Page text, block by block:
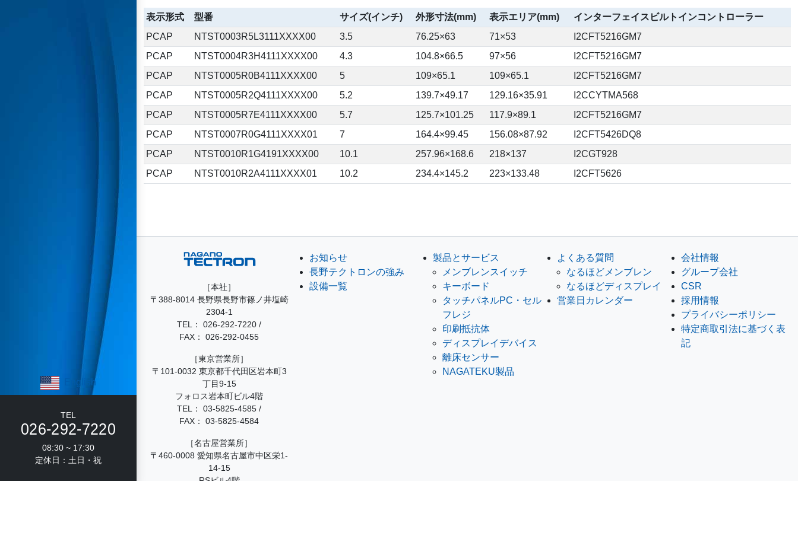
English
TEL
026-292-7220
08:30 ~ 17:30
定休日：土日・祝
表示形式 型番 サイズ(インチ) 外形寸法(mm) 表示エリア(mm)
インターフェイスビルトインコントローラー
PCAP
NTST0003R5L3111XXXX00 3.5 76.25×63 71×53
I2CFT5216GM7
PCAP
NTST0004R3H4111XXXX00 4.3 104.8×66.5 97×56
I2CFT5216GM7
PCAP
NTST0005R0B4111XXXX00 5 109×65.1 109×65.1
I2CFT5216GM7
PCAP
NTST0005R2Q4111XXXX00 5.2 139.7×49.17 129.16×35.91
I2CCYTMA568
PCAP
NTST0005R7E4111XXXX00 5.7 125.7×101.25 117.9×89.1
I2CFT5216GM7
PCAP
NTST0007R0G4111XXXX01 7 164.4×99.45 156.08×87.92
I2CFT5426DQ8
PCAP
NTST0010R1G4191XXXX00 10.1 257.96×168.6 218×137
I2CGT928
PCAP
NTST0010R2A4111XXXX01 10.2 234.4×145.2 223×133.48 I2CFT5626
［本社］
〒388-8014 長野県長野市篠ノ井塩崎
2304-1
TEL：026-292-7220 /
FAX： 026-292-0455
［東京営業所］
〒101-0032 東京都千代田区岩本町3
丁目9-15
フォロス岩本町ビル4階
TEL：03-5825-4585 /
FAX： 03-5825-4584
［名古屋営業所］
〒460-0008 愛知県名古屋市中区栄1-
14-15
RSビル4階
お知らせ
長野テクトロンの強み
設備一覧
製品とサービス
メンブレンスイッチ
キーボード
タッチパネルPC・セル
フレジ
印刷抵抗体
ディスプレイデバイス
離床センサー
NAGATEKU製品
よくある質問
なるほどメンブレン
なるほどディスプレイ
営業日カレンダー
会社情報
グループ会社
CSR
採用情報
プライバシーポリシー
特定商取引法に基づく表
記